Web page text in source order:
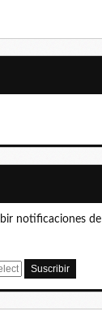
notificaciones de